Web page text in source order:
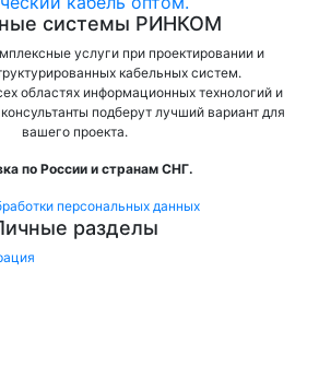
системы РИНКОМ
услуги при проектировании и
кабельных систем.
областях информационных технологий и
подберут лучший вариант для
вашего проекта.
по России и странам СНГ.
персональных данных
разделы